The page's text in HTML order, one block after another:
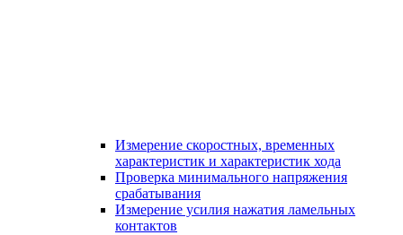
Измерение скоростных, временных
характеристик и характеристик хода
Проверка минимального напряжения
срабатывания
Измерение усилия нажатия ламельных
контактов